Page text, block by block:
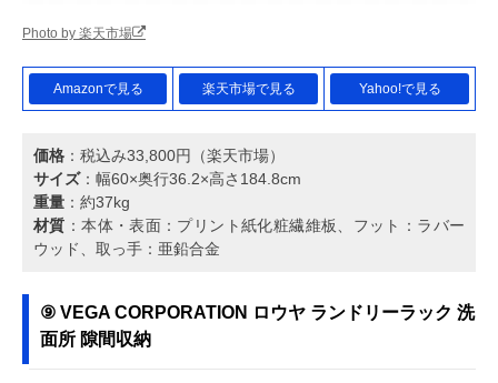
Photo by 楽天市場
Amazonで見る 楽天市場で見る Yahoo!で見る
価格 ：税込み33,800円（楽天市場）
サイズ：幅60×奥行36.2×高さ184.8cm
重量 ：約37kg
材質 ：本体・表面：プリント紙化粧繊維板、フット：ラバー
ウッド、取っ手：亜鉛合金
⑨ VEGA CORPORATION ロウヤ ランドリーラック 洗
面所 隙間収納